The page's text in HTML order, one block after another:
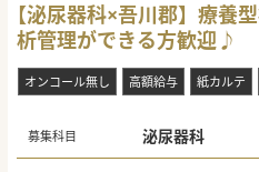
【泌尿器科×吾川郡】療養
析管理ができる方歓迎♪
オンコール無し 高額給与 紙カルテ
募集科目 泌尿器科